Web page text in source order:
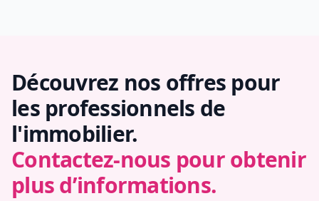
Découvrez nos offres pour
les professionnels de
l'immobilier.
Contactez-nous pour obtenir
plus d’informations.